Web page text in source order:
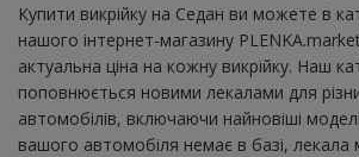
Купити викрійку на Седан ви можете в
нашого інтернет-магазину
актуальна ціна на кожну викрійку. Наш
поповнюється новими лекалами для
автомобілів, включаючи найновіші
вашого автомобіля немає в базі,